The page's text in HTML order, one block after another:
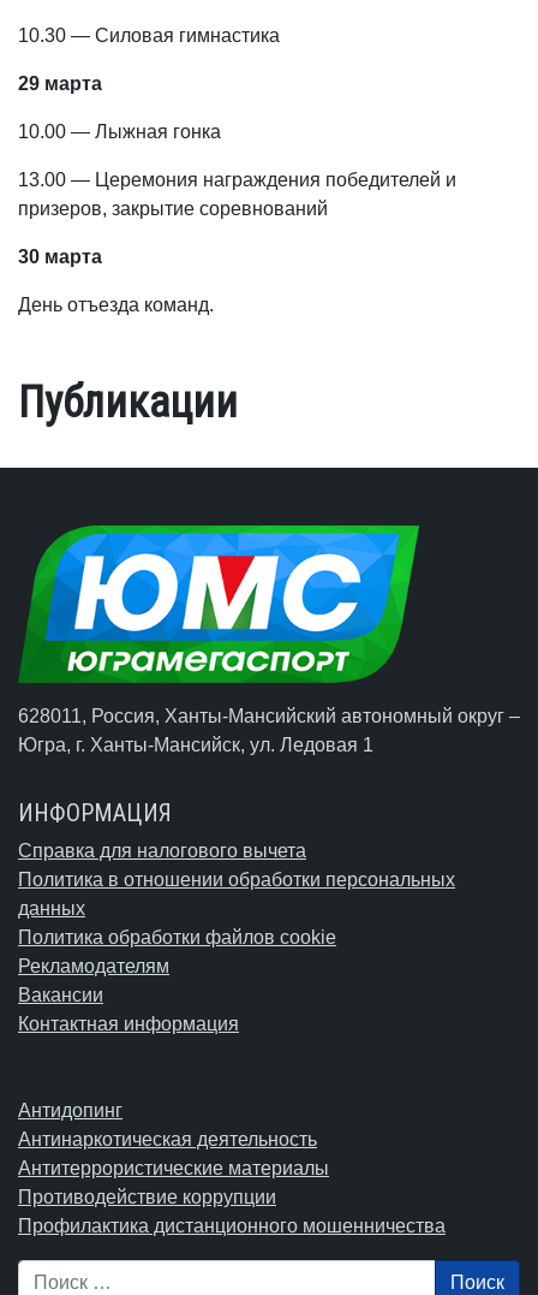
10.30 — Силовая гимнастика
29 марта
10.00 — Лыжная гонка
13.00 — Церемония награждения победителей и
призеров, закрытие соревнований
30 марта
День отъезда команд.
Публикации
628011, Россия, Ханты-Мансийский автономный округ –
Югра, г. Ханты-Мансийск, ул. Ледовая 1
ИНФОРМАЦИЯ
Справка для налогового вычета
Политика в отношении обработки персональных
данных
Политика обработки файлов cookie
Рекламодателям
Вакансии
Контактная информация
Антидопинг
Антинаркотическая деятельность
Антитеррористические материалы
Противодействие коррупции
Профилактика дистанционного мошенничества
Поиск